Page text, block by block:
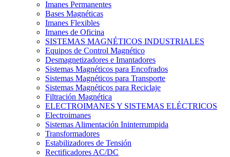
Imanes Permanentes
Bases Magnéticas
Imanes Flexibles
Imanes de Oficina
SISTEMAS MAGNÉTICOS INDUSTRIALES
Equipos de Control Magnético
Desmagnetizadores e Imantadores
Sistemas Magnéticos para Encofrados
Sistemas Magnéticos para Transporte
Sistemas Magnéticos para Reciclaje
Filtración Magnética
ELECTROIMANES Y SISTEMAS ELÉCTRICOS
Electroimanes
Sistemas Alimentación Ininterrumpida
Transformadores
Estabilizadores de Tensión
Rectificadores AC/DC